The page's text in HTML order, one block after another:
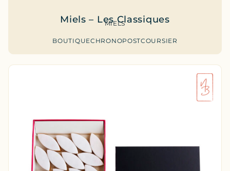
Miels – Les Classiques
MIELS
BOUTIQUECHRONOPOSTCOURSIER